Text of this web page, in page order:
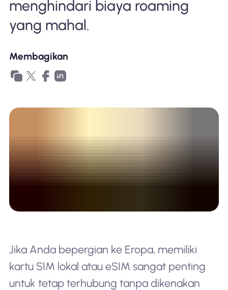
menghindari biaya roaming
yang mahal.
Membagikan
Jika Anda bepergian ke Eropa, memiliki
kartu SIM lokal atau eSIM sangat penting
untuk tetap terhubung tanpa dikenakan